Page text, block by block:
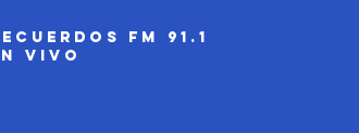
fm 91.1
VIVO